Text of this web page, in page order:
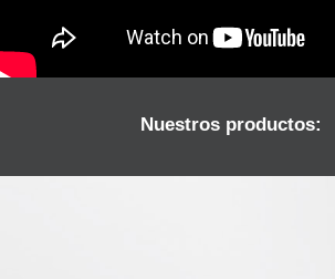
Nuestros productos: